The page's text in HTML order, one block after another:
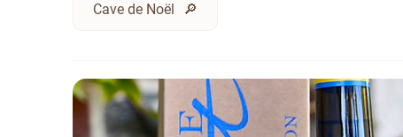
Cave de Noël